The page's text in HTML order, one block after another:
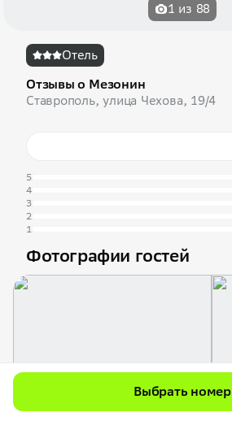
1 из 88
Отель
Отзывы о Мезонин
Ставрополь, улица Чехова, 19/4
5
4
3
2
1
Фотографии гостей
Выбрать номер